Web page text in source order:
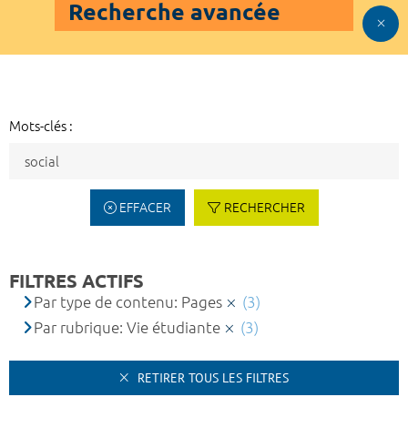
Recherche avancée
Mots-clés :
EFFACER RECHERCHER
FILTRES ACTIFS
Par type de contenu: Pages
(3)
Par rubrique: Vie étudiante
(3)
RETIRER TOUS LES FILTRES